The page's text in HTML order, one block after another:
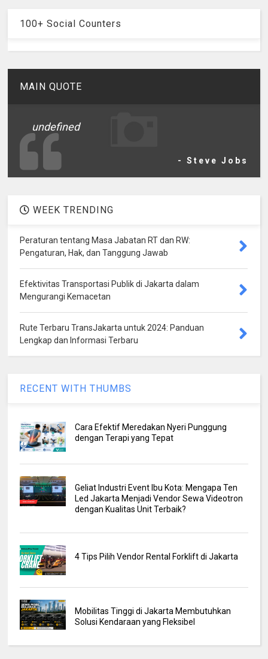
100+ Social Counters
MAIN QUOTE
undefined
- Steve Jobs
WEEK TRENDING
Peraturan tentang Masa Jabatan RT dan RW:
Pengaturan, Hak, dan Tanggung Jawab
Efektivitas Transportasi Publik di Jakarta dalam
Mengurangi Kemacetan
Rute Terbaru TransJakarta untuk 2024: Panduan
Lengkap dan Informasi Terbaru
RECENT WITH THUMBS
Cara Efektif Meredakan Nyeri Punggung
dengan Terapi yang Tepat
Geliat Industri Event Ibu Kota: Mengapa Ten
Led Jakarta Menjadi Vendor Sewa Videotron
dengan Kualitas Unit Terbaik?
4 Tips Pilih Vendor Rental Forklift di Jakarta
Mobilitas Tinggi di Jakarta Membutuhkan
Solusi Kendaraan yang Fleksibel